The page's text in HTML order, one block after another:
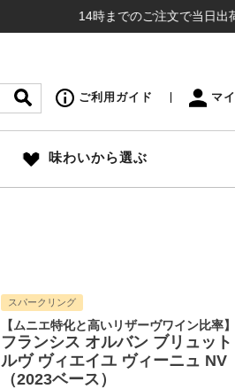
14時までのご注文で当日出荷（日
ご利用ガイド マ
味わいから選ぶ
スパークリング
【ムニエ特化と高いリザーヴワイン比率】
フランシス オルバン ブリュッ
ルヴ ヴィエイユ ヴィーニュ NV
（2023ベース）